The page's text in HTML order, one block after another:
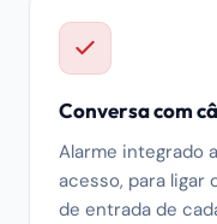
Conversa com
Alarme integrado
acesso, para ligar
de entrada de